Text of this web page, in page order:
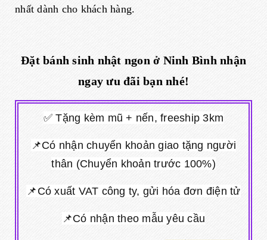
nhất dành cho khách hàng.
Đặt bánh sinh nhật ngon ở Ninh Bình nhận
ngay ưu đãi bạn nhé!
✅ Tặng kèm mũ + nến, freeship 3km
📌Có nhận chuyển khoản giao tặng người
thân (Chuyển khoản trước 100%)
📌Có xuất VAT công ty, gửi hóa đơn điện tử
📌Có nhận theo mẫu yêu cầu